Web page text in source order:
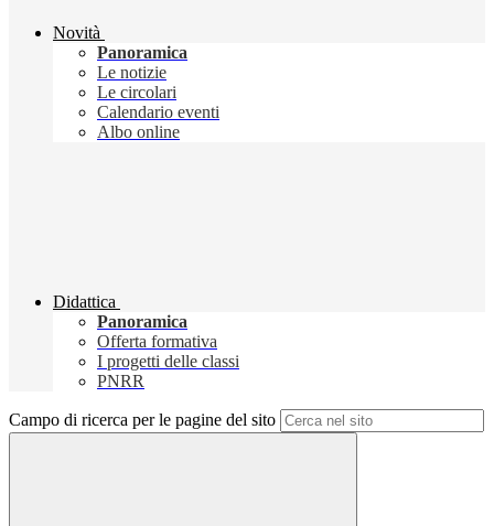
Novità
Panoramica
Le notizie
Le circolari
Calendario eventi
Albo online
Didattica
Panoramica
Offerta formativa
I progetti delle classi
PNRR
Campo di ricerca per le pagine del sito